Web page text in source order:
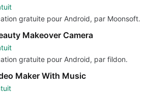
gratuite pour Android, par Moonsoft.
Makeover Camera
gratuite pour Android, par fildon.
Maker With Music